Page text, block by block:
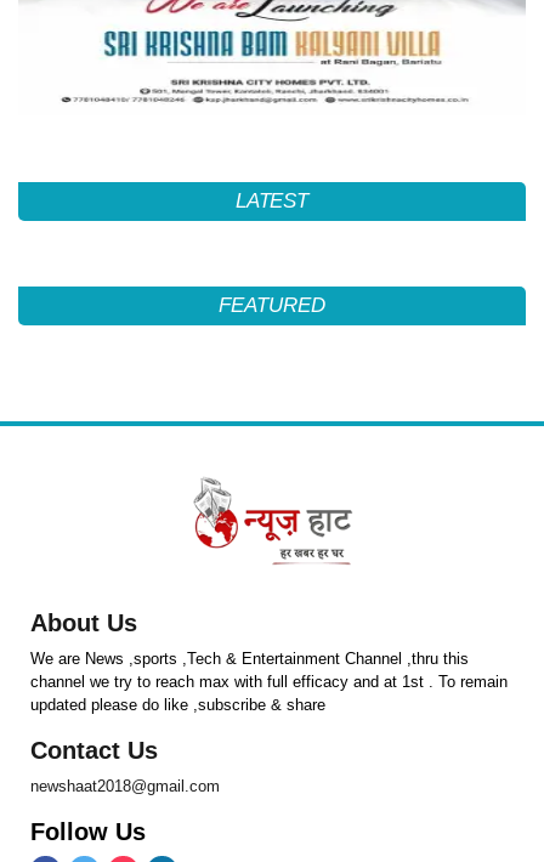
LATEST
FEATURED
About Us
We are News ,sports ,Tech & Entertainment Channel ,thru this
channel we try to reach max with full efficacy and at 1st . To remain
updated please do like ,subscribe & share
Contact Us
newshaat2018@gmail.com
Follow Us